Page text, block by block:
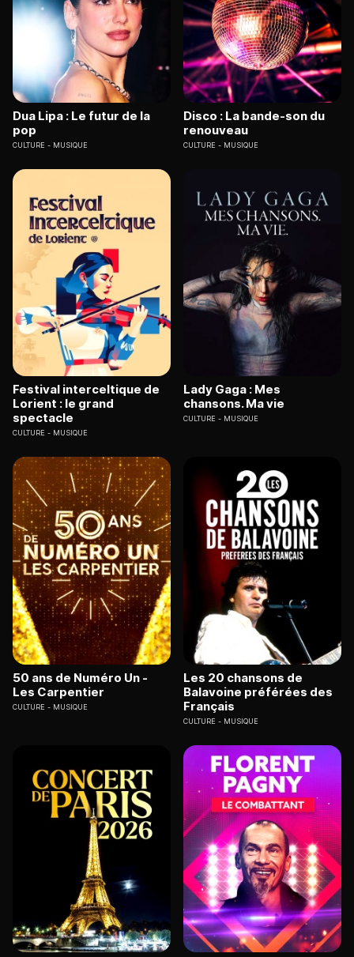
Dua Lipa : Le futur de la
pop
CULTURE MUSIQUE
Disco : La bande-son du
renouveau
CULTURE MUSIQUE
Festival interceltique de
Lorient : le grand
spectacle
CULTURE MUSIQUE
Lady Gaga : Mes
chansons. Ma vie
CULTURE MUSIQUE
50 ans de Numéro Un -
Les Carpentier
CULTURE MUSIQUE
Les 20 chansons de
Balavoine préférées des
Français
CULTURE MUSIQUE